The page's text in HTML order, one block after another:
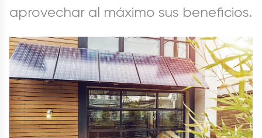
aprovechar al máximo sus beneficios.